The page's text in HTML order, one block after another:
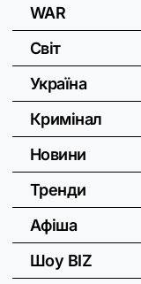
WAR
Світ
Україна
Кримінал
Новини
Тренди
Афіша
Шоу BIZ